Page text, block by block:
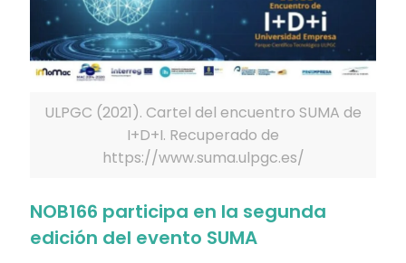
ULPGC (2021). Cartel del encuentro SUMA de
I+D+I. Recuperado de
https://www.suma.ulpgc.es/
NOB166 participa en la segunda
edición del evento SUMA